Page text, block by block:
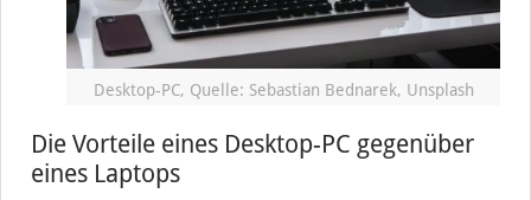
Desktop-PC, Quelle: Sebastian Bednarek, Unsplash
Die Vorteile eines Desktop-PC gegenüber
eines Laptops